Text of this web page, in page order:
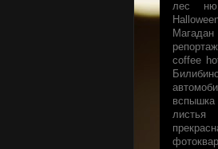
лес
ню
Магадан
репортаж
coffee
вспышка
листья